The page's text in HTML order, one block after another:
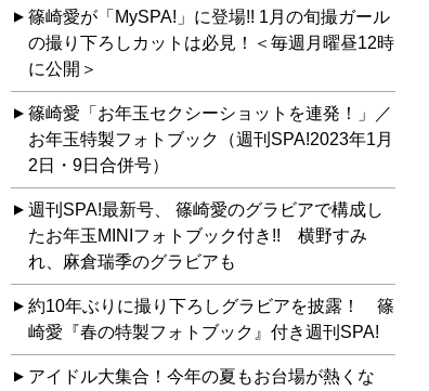
篠崎愛が「MySPA!」に登場!! 1月の旬撮ガール
の撮り下ろしカットは必見！＜毎週月曜昼12時
に公開＞
篠崎愛「お年玉セクシーショットを連発！」／
お年玉特製フォトブック（週刊SPA!2023年1月
2日・9日合併号）
週刊SPA!最新号、 篠崎愛のグラビアで構成し
たお年玉MINIフォトブック付き!! 横野すみ
れ、麻倉瑞季のグラビアも
約10年ぶりに撮り下ろしグラビアを披露！ 篠
崎愛『春の特製フォトブック』付き週刊SPA!
アイドル大集合！今年の夏もお台場が熱くな